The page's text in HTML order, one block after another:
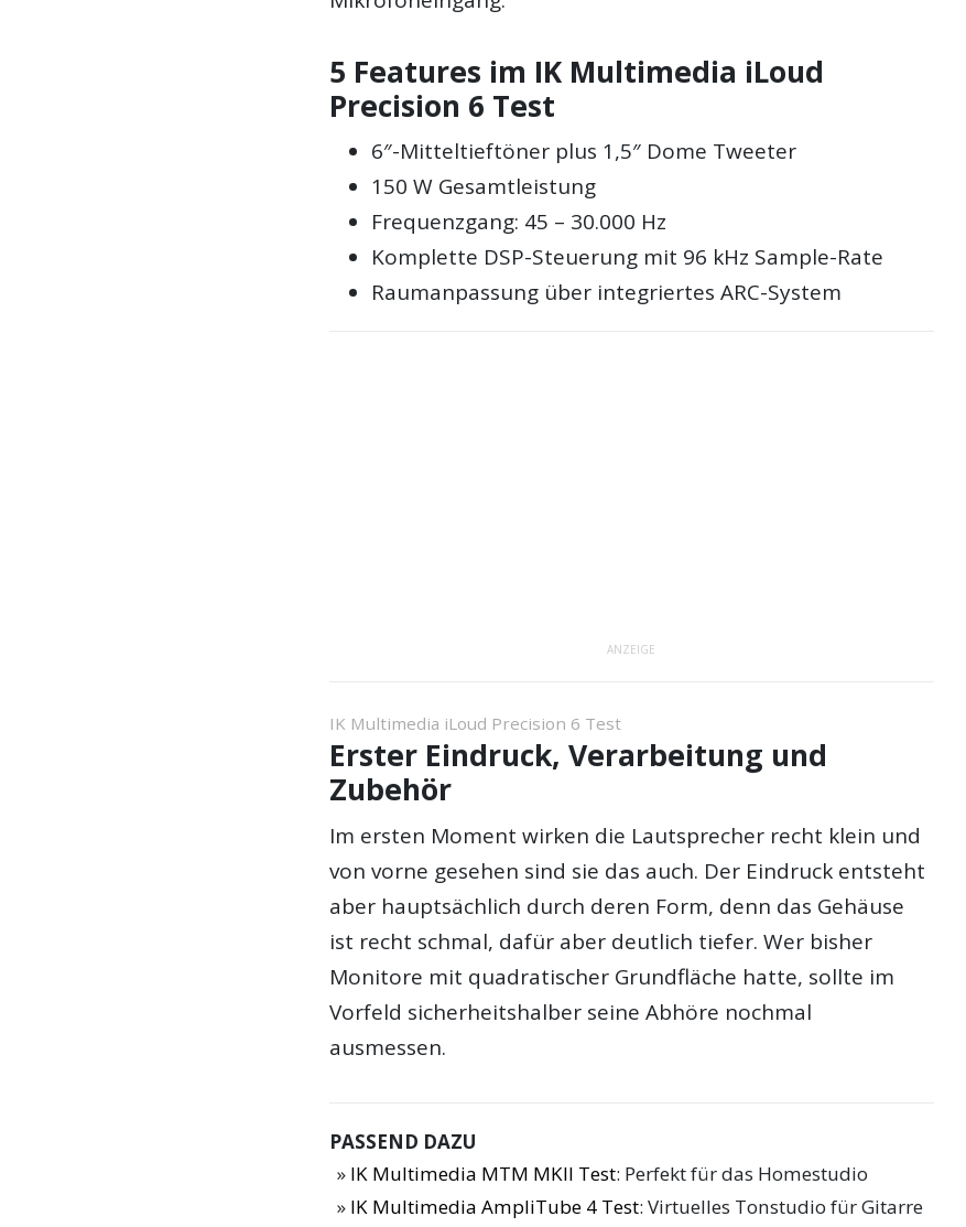
5 Features im IK Multimedia iLoud
Precision 6 Test
6″-Mitteltieftöner plus 1,5″ Dome Tweeter
150 W Gesamtleistung
Frequenzgang: 45 – 30.000 Hz
Komplette DSP-Steuerung mit 96 kHz Sample-Rate
Raumanpassung über integriertes ARC-System
ANZEIGE
IK Multimedia iLoud Precision 6 Test
Erster Eindruck, Verarbeitung und
Zubehör
Im ersten Moment wirken die Lautsprecher recht klein und
von vorne gesehen sind sie das auch. Der Eindruck entsteht
aber hauptsächlich durch deren Form, denn das Gehäuse
ist recht schmal, dafür aber deutlich tiefer. Wer bisher
Monitore mit quadratischer Grundfläche hatte, sollte im
Vorfeld sicherheitshalber seine Abhöre nochmal
ausmessen.
PASSEND DAZU
IK Multimedia MTM MKII Test: Perfekt für das Homestudio
IK Multimedia AmpliTube 4 Test: Virtuelles Tonstudio für Gitarre